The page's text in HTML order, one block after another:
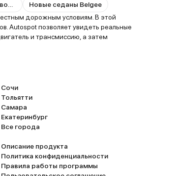
Новые седаны Belgee
дорожным условиям. В этой
Autospot позволяет увидеть реальные
и трансмиссию, а затем
Сочи
Тольятти
Самара
Екатеринбург
Все города
Описание продукта
Политика конфиденциальности
Правила работы программы